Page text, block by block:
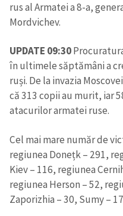
rus al Armatei a 8-a,
Mordvichev.
UPDATE 09:30
în ultimele săptămâni a
ruși. De la invazia
că 313 copii au murit, iar
atacurilor armatei ruse.
Cel mai mare număr de
regiunea Donețk – 291,
Kiev – 116, regiunea
regiunea Herson – 52,
Zaporizhia – 30, Sumy –